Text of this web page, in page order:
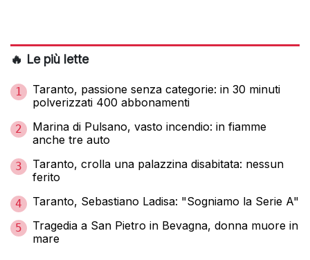
🔥 Le più lette
1
Taranto, passione senza categorie: in 30 minuti
polverizzati 400 abbonamenti
2
Marina di Pulsano, vasto incendio: in fiamme
anche tre auto
3
Taranto, crolla una palazzina disabitata: nessun
ferito
4 Taranto, Sebastiano Ladisa: "Sogniamo la Serie A"
5
Tragedia a San Pietro in Bevagna, donna muore in
mare